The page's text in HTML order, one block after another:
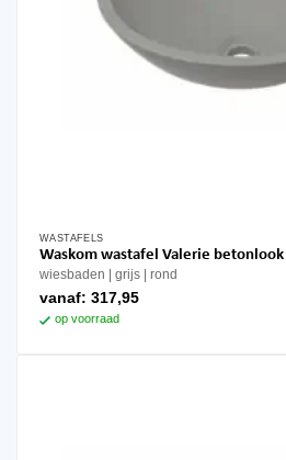
WASTAFELS
Waskom wastafel Valerie betonlook
wiesbaden grijs rond
vanaf: 317,95
op voorraad